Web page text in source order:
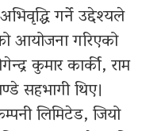
गर्ने उद्देश्यले
आयोजना गरिएको
कुमार कार्की, राम
सहभागी थिए।
लिमिटेड, जियो